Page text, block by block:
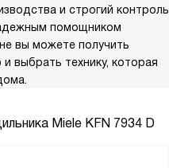
и строгий контроль
помощником
вы можете получить
выбрать технику, которая
Miele KFN 7934 D